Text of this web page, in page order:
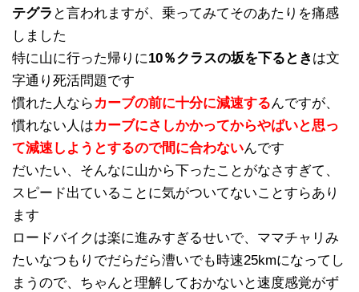
テグラ と言われますが、乗ってみてそのあたりを痛感
しました
特に山に行った帰りに10％クラスの坂を下るとき は文
字通り死活問題です
慣れた人ならカーブの前に十分に減速するんですが、
慣れない人はカーブにさしかかってからやばいと思っ
て減速しようとするので間に合わないんです
だいたい、そんなに山から下ったことがなさすぎて、
スピード出ていることに気がついてないことすらあり
ます
ロードバイクは楽に進みすぎるせいで、ママチャリみ
たいなつもりでだらだら漕いでも時速25kmになってし
まうので、ちゃんと理解しておかないと速度感覚がず